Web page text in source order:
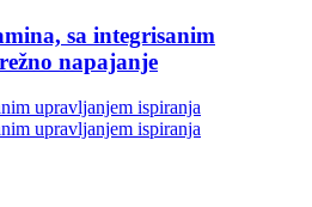
sa integrisanim
napajanje